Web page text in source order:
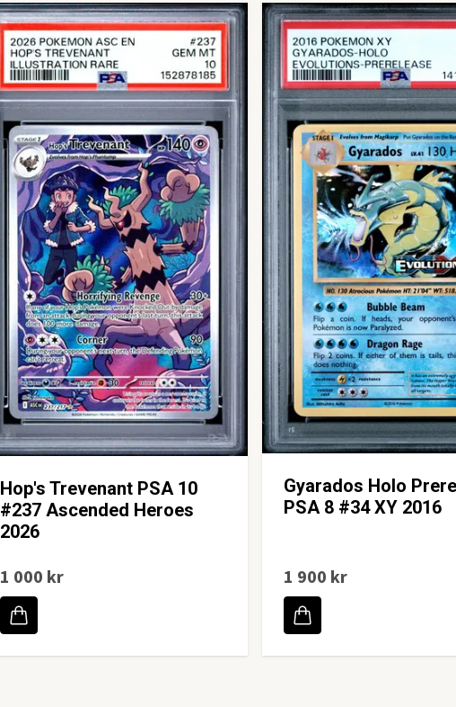
Hop's Trevenant PSA 10
#237 Ascended Heroes
2026
1 000 kr
Gyarados Holo
PSA 8 #34 XY 2016
1 900 kr